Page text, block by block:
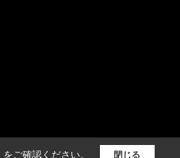
をご確認ください。 閉じる